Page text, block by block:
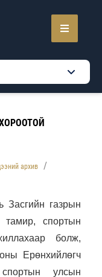
архив
Засгийн газрын
тамир, спортын
болж,
Ерөнхийлөгч
улсын